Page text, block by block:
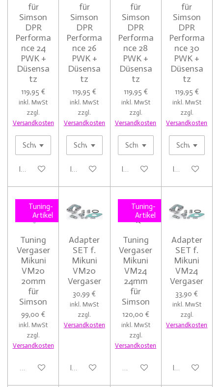
für
Simson
DPR
Performa
nce 24
PWK +
Düsensa
tz
119,95 €
inkl. MwSt
zzgl.
Versandkosten
In den Warenkorb
für
Simson
DPR
Performa
nce 26
PWK +
Düsensa
tz
119,95 €
inkl. MwSt
zzgl.
Versandkosten
In den Warenkorb
für
Simson
DPR
Performa
nce 28
PWK +
Düsensa
tz
119,95 €
inkl. MwSt
zzgl.
Versandkosten
In den Warenkorb
für
Simson
DPR
Performa
nce 30
PWK +
Düsensa
tz
119,95 €
inkl. MwSt
zzgl.
Versandkosten
In den
Tuning-
Artikel
Tuning
Vergaser
Mikuni
VM20
20mm
für
Simson
99,00 €
inkl. MwSt
zzgl.
Versandkosten
Details anzeigen
Adapter
SET f.
Mikuni
VM20
Vergaser
30,99 €
inkl. MwSt
zzgl.
Versandkosten
In den Warenkorb
Tuning-
Artikel
Tuning
Vergaser
Mikuni
VM24
24mm
für
Simson
120,00 €
inkl. MwSt
zzgl.
Versandkosten
Details anzeigen
Adapter
SET f.
Mikuni
VM24
Vergaser
33,90 €
inkl. MwSt
zzgl.
Versandkosten
In den